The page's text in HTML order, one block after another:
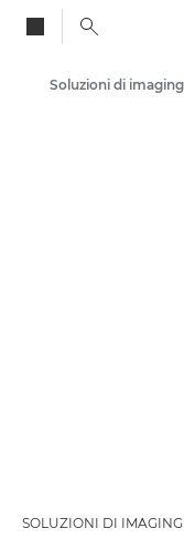
SOLUZIONI DI IMAGING